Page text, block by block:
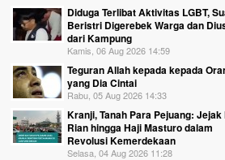
Diduga Terlibat Aktivitas LGBT,
Beristri Digerebek Warga dan
dari Kampung
Kamis, 06 Aug 2026 14:59
Teguran Allah kepada kepada
yang Dia Cintai
Rabu, 05 Aug 2026 14:33
Kranji, Tanah Para Pejuang: Jejak
Rian hingga Haji Masturo dalam
Revolusi Kemerdekaan
Selasa, 04 Aug 2026 11:28